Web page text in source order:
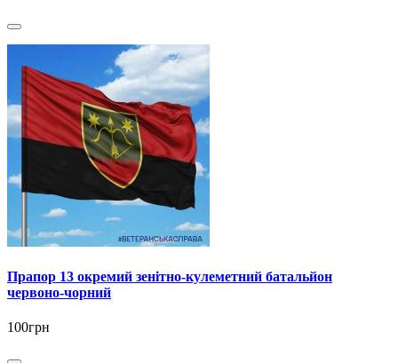
Прапор 13 окремий зенітно-кулеметний батальйон
червоно-чорний
100грн